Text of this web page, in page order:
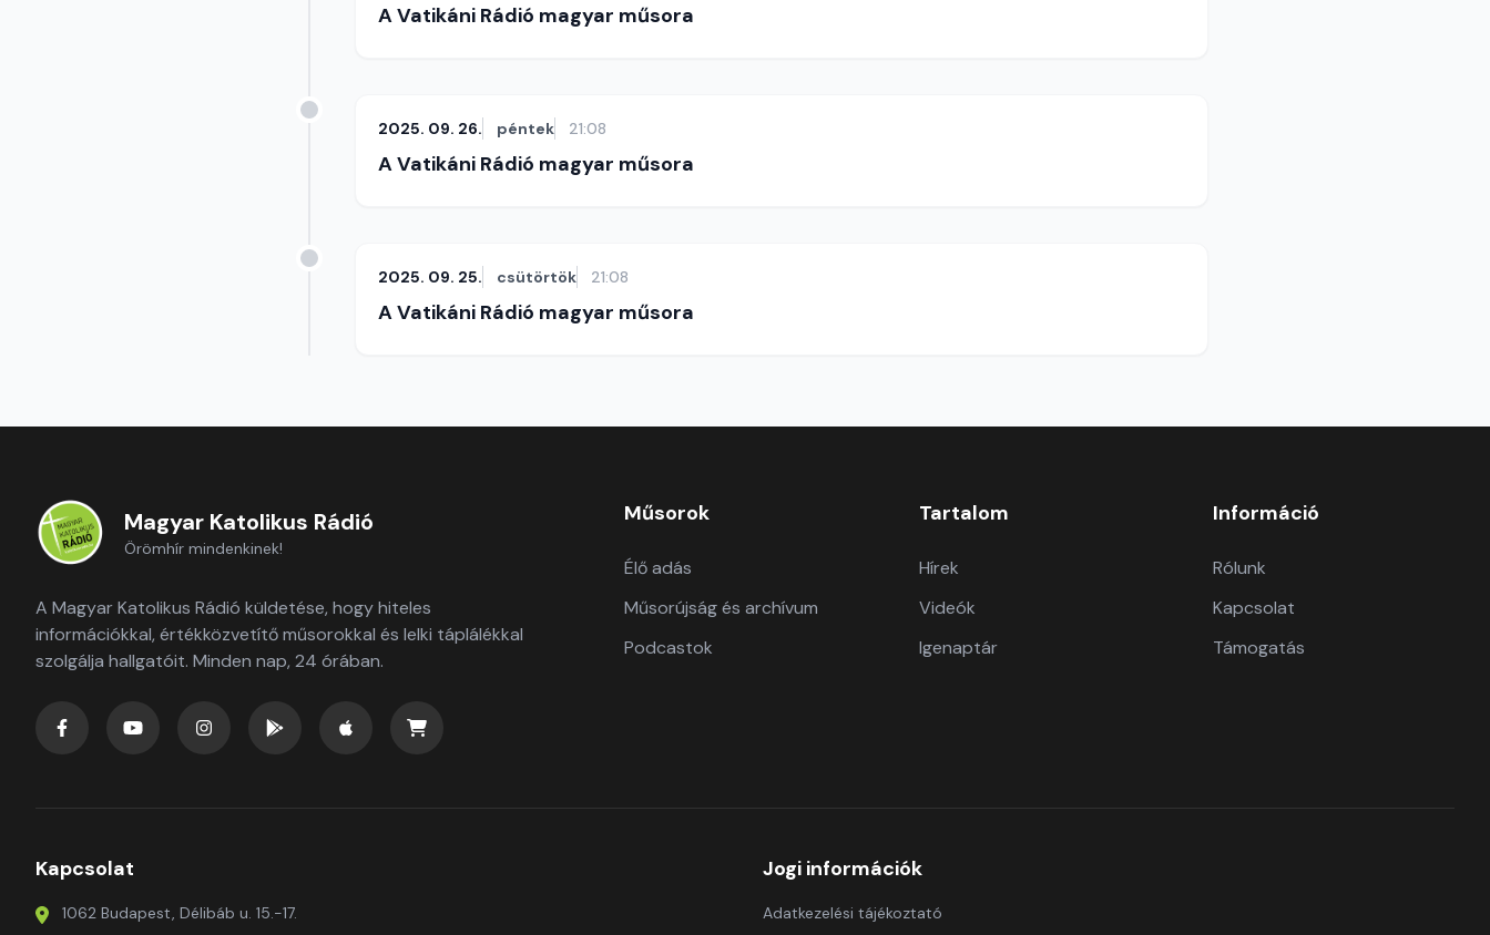
A Vatikáni Rádió magyar műsora
2025. 09. 26. péntek 21:08
A Vatikáni Rádió magyar műsora
2025. 09. 25. csütörtök 21:08
A Vatikáni Rádió magyar műsora
Magyar Katolikus Rádió
Örömhír mindenkinek!
A Magyar Katolikus Rádió küldetése, hogy hiteles
információkkal, értékközvetítő műsorokkal és lelki táplálékkal
szolgálja hallgatóit. Minden nap, 24 órában.
Műsorok
Élő adás
Műsorújság és archívum
Podcastok
Tartalom
Hírek
Videók
Igenaptár
Információ
Rólunk
Kapcsolat
Támogatás
Kapcsolat
1062 Budapest, Délibáb u. 15.-17.
Jogi információk
Adatkezelési tájékoztató